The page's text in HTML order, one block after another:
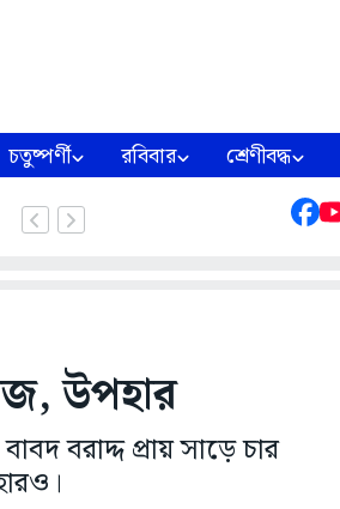
চতুষ্পর্ণী রবিবার শ্রেণীবদ্ধ
উপহার
বরাদ্দ প্রায় সাড়ে চার